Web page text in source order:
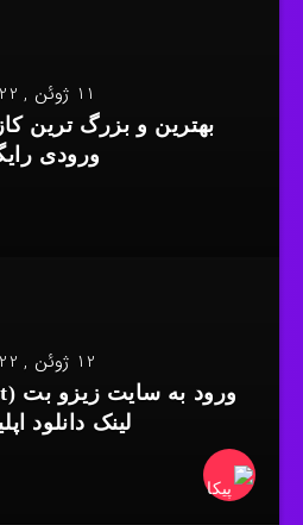
11 ژوئن , 2022
بهترین و بزرگ ترین
ورودی
12 ژوئن , 2022
لینک دانلود